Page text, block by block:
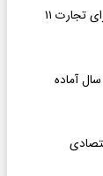
راه آهن شلمچه - بصره؛ فرصتی برای تجارت ۱۱
آماده